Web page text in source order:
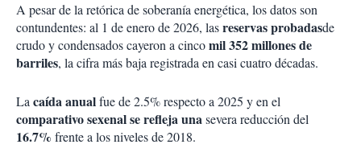
A pesar de la retórica de soberanía energética, los datos son
contundentes: al 1 de enero de 2026, lasreservas probadasde
crudo y condensados cayeron a cincomil 352 millones de
barriles, la cifra más baja registrada en casi cuatro décadas.
Lacaída anualfue de 2.5% respecto a 2025 y en el
comparativo sexenal se refleja unasevera reducción del
16.7% frente a los niveles de 2018.